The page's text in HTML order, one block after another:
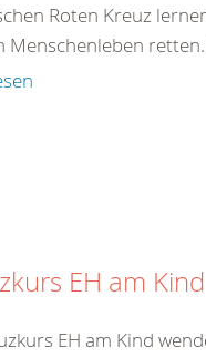
Roten Kreuz
Menschenleben
EH am Kind
EH am Kind